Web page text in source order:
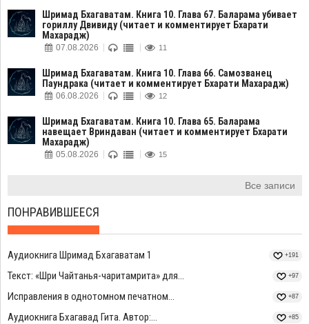
Шримад Бхагаватам. Книга 10. Глава 67. Баларама убивает
гориллу Двивиду (читает и комментирует Бхарати
Махарадж)
07.08.2026 11
Шримад Бхагаватам. Книга 10. Глава 66. Самозванец
Паундрака (читает и комментирует Бхарати Махарадж)
06.08.2026 12
Шримад Бхагаватам. Книга 10. Глава 65. Баларама
навещает Вриндаван (читает и комментирует Бхарати
Махарадж)
05.08.2026 15
Все записи
ПОНРАВИВШЕЕСЯ
Аудиокнига Шримад Бхагаватам 1 +191
Текст: «Шри Чайтанья-чаритамрита» для... +97
Исправления в однотомном печатном... +87
Аудиокнига Бхагавад Гита. Автор:... +85